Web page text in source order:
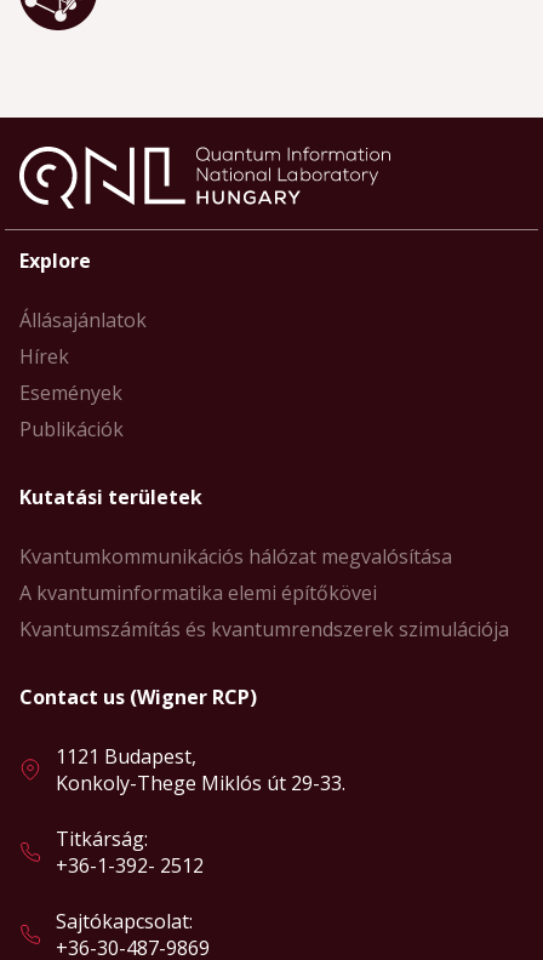
Explore
Állásajánlatok
Hírek
Események
Publikációk
Kutatási területek
Kvantumkommunikációs hálózat megvalósítása
A kvantuminformatika elemi építőkövei
Kvantumszámítás és kvantumrendszerek szimulációja
Contact us (Wigner RCP)
1121 Budapest,
Konkoly-Thege Miklós út 29-33.
Titkárság:
+36-1-392- 2512
Sajtókapcsolat:
+36-30-487-9869